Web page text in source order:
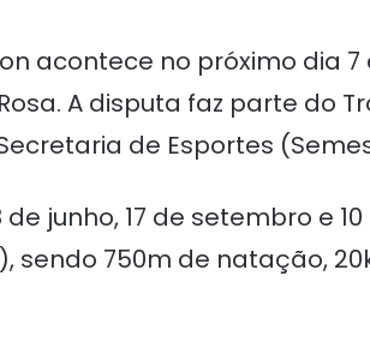
acontece no próximo dia
A disputa faz parte do
de Esportes
junho, 17 de setembro e
sendo 750m de natação,